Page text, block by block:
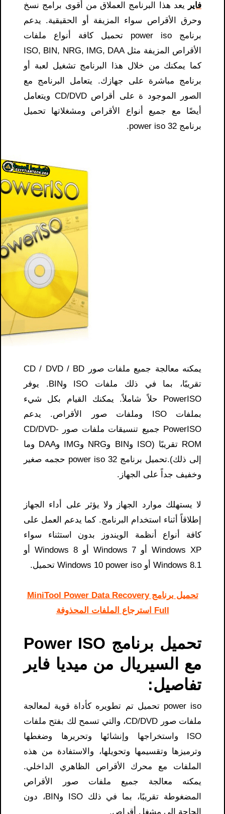
فاير
يعد هذا البرنامج العملاق من أقوى برامج نسخ
وحرق الأقراص سواء المزيفة أو الحقيقية. يدعم
برنامج power iso تحميل
كافة أنواع ملفات
الأقراص المزيفة مثل ISO, BIN, NRG, IMG, DAA
كما يمكنك من خلال هذا البرنامج تشغيل لعبة أو
برنامج مباشرة على جهازك. يتعامل البرنامج مع
الصور الموجود ة على أقراص CD/DVD ويتعامل
أيضًا مع جميع أنواع الأقراص ومشغلاتها تحميل
برنامج power iso 32.
يمكنه معالجة جميع ملفات صور CD / DVD / BD
تقريبًا، بما في ذلك ملفات ISO وBIN. يوفر
PowerISO حلاً شاملاً. يمكنك القيام بكل شيء
بملفات ISO وملفات صور الأقراص. يدعم
PowerISO جميع تنسيقات ملفات صور CD/DVD-
ROM تقريبًا (ISO وBIN وNRG وIMG وDAA وما
إلى ذلك).تحميل برنامج power iso 32 حجمه صغير
وخفيف جداً على الجهاز.
لا يستهلك موارد الجهاز ولا يؤثر على أداء الجهاز
إطلاقاً أثناء استخدام البرنامج. كما يدعم العمل على
كافة أنواع أنظمة الويندوز بدون استثناء سواء
Windows XP أو Windows 7 أو Windows 8 أو
Windows 8.1 أو Windows 10
power iso تحميل .
تحميل برنامج MiniTool Power Data Recovery
Full استرجاع الملفات المحذوفة
تحميل برنامج Power ISO
مع السيريال من ميديا فاير
تفاصيل:
power iso تحميل
تم تطويره كأداة قوية لمعالجة
ملفات صور CD/DVD، والتي تسمح لك بفتح ملفات
ISO واستخراجها وإنشائها وتحريرها وضغطها
وترميزها وتقسيمها وتحويلها، والاستفادة من هذه
الملفات مع محرك الأقراص الظاهري الداخلي.
يمكنه معالجة جميع ملفات صور الأقراص
المضغوطة تقريبًا، بما في ذلك ISO وBIN، دون
الحاجة إلى مشغل أقراص.